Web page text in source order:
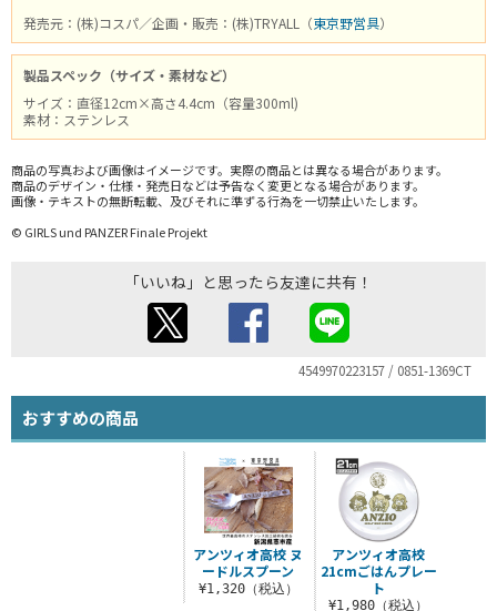
発売元：(株)コスパ／企画・販売：(株)TRYALL（東京野営具）
製品スペック（サイズ・素材など）
サイズ：直径12cm×高さ4.4cm（容量300ml)
素材：ステンレス
商品の写真および画像はイメージです。実際の商品とは異なる場合があります。
商品のデザイン・仕様・発売日などは予告なく変更となる場合があります。
画像・テキストの無断転載、及びそれに準ずる行為を一切禁止いたします。
© GIRLS und PANZER Finale Projekt
「いいね」と思ったら友達に共有！
4549970223157 / 0851-1369CT
おすすめの商品
アンツィオ高校 ヌ
ードルスプーン
¥1,320（税込）
アンツィオ高校
21cmごはんプレー
ト
¥1,980（税込）